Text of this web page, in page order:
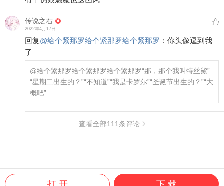
传说之右
2022年4月17日
回复@给个紧那罗给个紧那罗给个紧那罗 ： 你头像逗到我
了
@给个紧那罗给个紧那罗给个紧那罗“那，那个我叫特丝黛”
“星期二出生的？”“不知道”“我是卡罗尔”“圣诞节出生的？”“大
概吧”
查看全部111 条评论